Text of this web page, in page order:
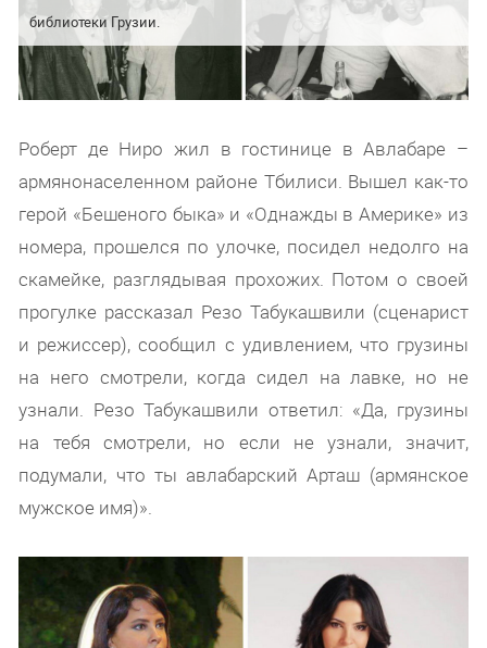
библиотеки Грузии.
Роберт де Ниро жил в гостинице в Авлабаре –
армянонаселенном районе Тбилиси. Вышел как-то
герой «Бешеного быка» и «Однажды в Америке» из
номера, прошелся по улочке, посидел недолго на
скамейке, разглядывая прохожих. Потом о своей
прогулке рассказал Резо Табукашвили (сценарист
и режиссер), сообщил с удивлением, что грузины
на него смотрели, когда сидел на лавке, но не
узнали. Резо Табукашвили ответил: «Да, грузины
на тебя смотрели, но если не узнали, значит,
подумали, что ты авлабарский Арташ (армянское
мужское имя)».